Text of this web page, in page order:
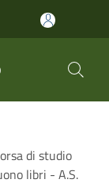
di studio
libri - A.S.